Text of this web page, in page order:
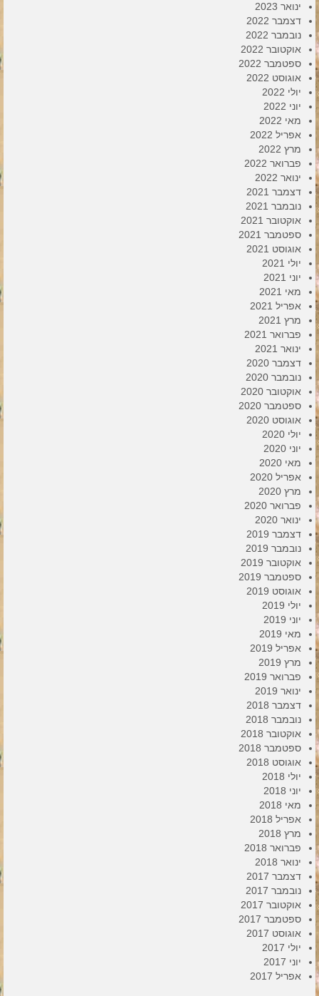
ינואר 2023
דצמבר 2022
נובמבר 2022
אוקטובר 2022
ספטמבר 2022
אוגוסט 2022
יולי 2022
יוני 2022
מאי 2022
אפריל 2022
מרץ 2022
פברואר 2022
ינואר 2022
דצמבר 2021
נובמבר 2021
אוקטובר 2021
ספטמבר 2021
אוגוסט 2021
יולי 2021
יוני 2021
מאי 2021
אפריל 2021
מרץ 2021
פברואר 2021
ינואר 2021
דצמבר 2020
נובמבר 2020
אוקטובר 2020
ספטמבר 2020
אוגוסט 2020
יולי 2020
יוני 2020
מאי 2020
אפריל 2020
מרץ 2020
פברואר 2020
ינואר 2020
דצמבר 2019
נובמבר 2019
אוקטובר 2019
ספטמבר 2019
אוגוסט 2019
יולי 2019
יוני 2019
מאי 2019
אפריל 2019
מרץ 2019
פברואר 2019
ינואר 2019
דצמבר 2018
נובמבר 2018
אוקטובר 2018
ספטמבר 2018
אוגוסט 2018
יולי 2018
יוני 2018
מאי 2018
אפריל 2018
מרץ 2018
פברואר 2018
ינואר 2018
דצמבר 2017
נובמבר 2017
אוקטובר 2017
ספטמבר 2017
אוגוסט 2017
יולי 2017
יוני 2017
אפריל 2017